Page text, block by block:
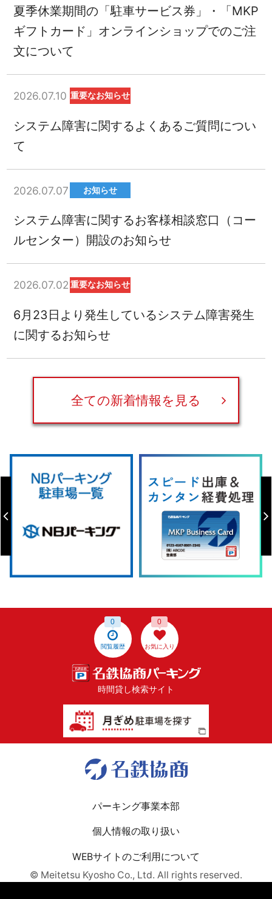
夏季休業期間の「駐車サービス券」・「MKP
ギフトカード」オンラインショップでのご注
文について
2026.07.10 重要なお知らせ
システム障害に関するよくあるご質問につい
て
2026.07.07 お知らせ
システム障害に関するお客様相談窓口（コー
ルセンター）開設のお知らせ
2026.07.02 重要なお知らせ
6月23日より発生しているシステム障害発生
に関するお知らせ
全ての新着情報を見る
閲覧履歴
0
お気に入り
0
時間貸し検索サイト
パーキング事業本部
個人情報の取り扱い
WEBサイトのご利用について
© Meitetsu Kyosho Co., Ltd. All rights reserved.